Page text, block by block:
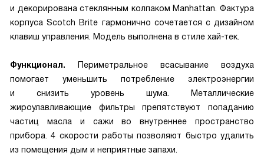
и декорирована стеклянным колпаком Manhattan. Фактура
корпуса Scotch Brite гармонично сочетается с дизайном
клавиш управления. Модель выполнена в стиле хай-тек.
Функционал. Периметральное всасывание воздуха
помогает уменьшить потребление электроэнергии
и снизить уровень шума. Металлические
жироулавливающие фильтры препятствуют попаданию
частиц масла и сажи во внутреннее пространство
прибора. 4 скорости работы позволяют быстро удалить
из помещения дым и неприятные запахи.